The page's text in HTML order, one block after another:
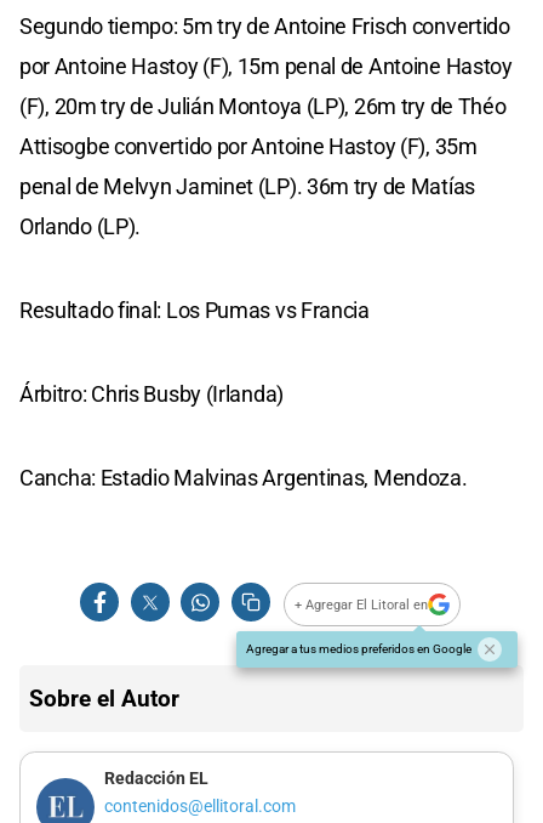
Segundo tiempo: 5m try de Antoine Frisch convertido
por Antoine Hastoy (F), 15m penal de Antoine Hastoy
(F), 20m try de Julián Montoya (LP), 26m try de Théo
Attisogbe convertido por Antoine Hastoy (F), 35m
penal de Melvyn Jaminet (LP). 36m try de Matías
Orlando (LP).
Resultado final: Los Pumas vs Francia
Árbitro: Chris Busby (Irlanda)
Cancha: Estadio Malvinas Argentinas, Mendoza.
+ Agregar El Litoral en
Agregar a tus medios preferidos en Google
Sobre el Autor
Redacción EL
contenidos@ellitoral.com